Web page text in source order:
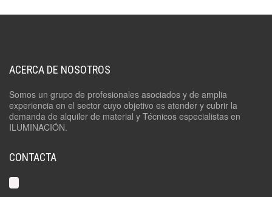
ACERCA DE NOSOTROS
Somos un grupo de profesionales asociados y de amplia
experiencia en el sector cuyo objetivo es atender y cubrir la
demanda de alquiler de material y Técnicos especialistas en
ILUMINACIÓN.
CONTACTA